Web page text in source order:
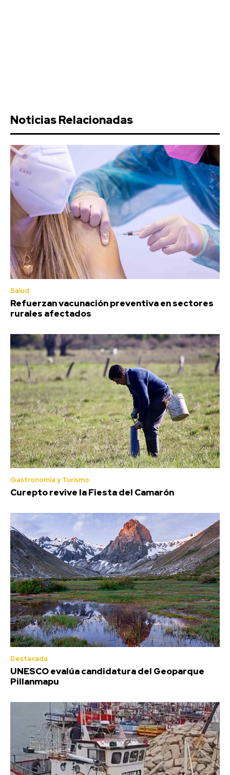
Noticias Relacionadas
Salud
Refuerzan vacunación preventiva en sectores
rurales afectados
Gastronomía y Turismo
Curepto revive la Fiesta del Camarón
Destacada
UNESCO evalúa candidatura del Geoparque
Pillanmapu